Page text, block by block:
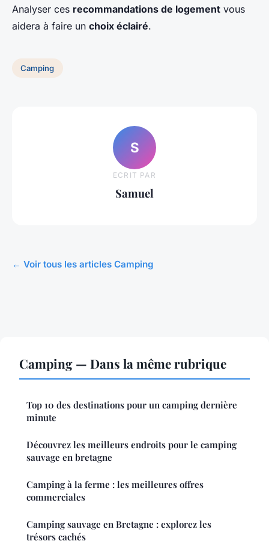
Analyser ces recommandations de logement vous
aidera à faire un choix éclairé.
Camping
S
ECRIT PAR
Samuel
← Voir tous les articles Camping
Camping — Dans la même rubrique
Top 10 des destinations pour un camping dernière
minute
Découvrez les meilleurs endroits pour le camping
sauvage en bretagne
Camping à la ferme : les meilleures offres
commerciales
Camping sauvage en Bretagne : explorez les
trésors cachés